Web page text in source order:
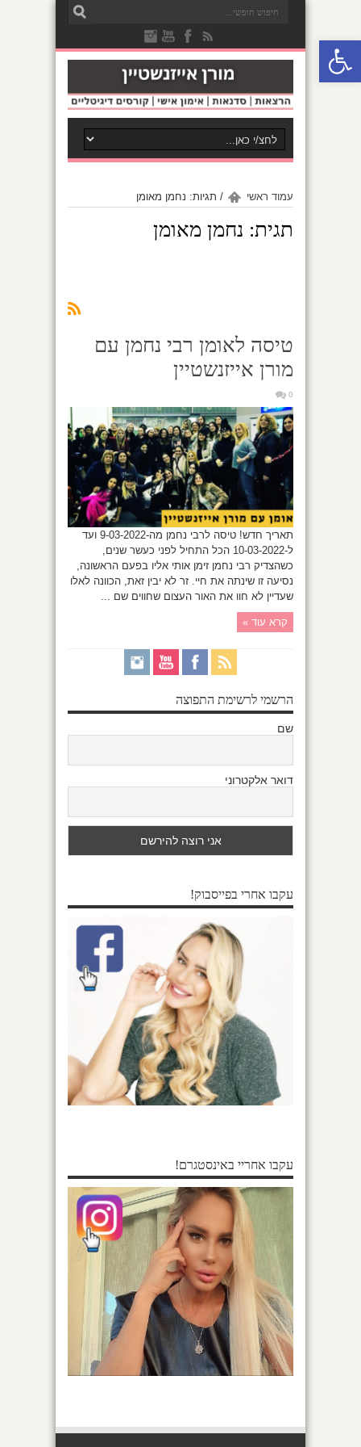
פתח סרגל נגישות
עמוד ראשי / תגיות: נחמן מאומן
תגית: נחמן מאומן
טיסה לאומן רבי נחמן עם
מורן אייזנשטיין
0
תאריך חדש! טיסה לרבי נחמן מה-9-03-2022 ועד
ל-10-03-2022 הכל התחיל לפני כעשר שנים,
כשהצדיק רבי נחמן זימן אותי אליו בפעם הראשונה,
נסיעה זו שינתה את חיי. זר לא יבין זאת, הכוונה לאלו
שעדיין לא חוו את האור העצום שחווים שם ...
קרא עוד »
הרשמי לרשימת התפוצה
שם
דואר אלקטרוני
עקבו אחרי בפייסבוק!
עקבו אחריי באינסטגרם!